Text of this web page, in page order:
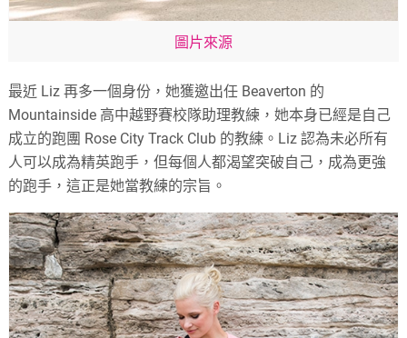
圖片來源
最近 Liz 再多一個身份，她獲邀出任 Beaverton 的
Mountainside 高中越野賽校隊助理教練，她本身已經是自己
成立的跑團 Rose City Track Club 的教練。Liz 認為未必所有
人可以成為精英跑手，但每個人都渴望突破自己，成為更強
的跑手，這正是她當教練的宗旨。